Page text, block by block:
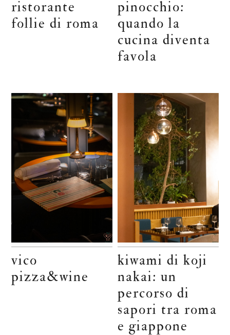
ristorante
follie di roma
pinocchio:
quando la
cucina diventa
favola
vico
pizza&wine
kiwami di koji
nakai: un
percorso di
sapori tra roma
e giappone